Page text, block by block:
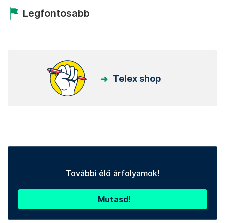
Legfontosabb
Telex shop
További élő árfolyamok!
Mutasd!